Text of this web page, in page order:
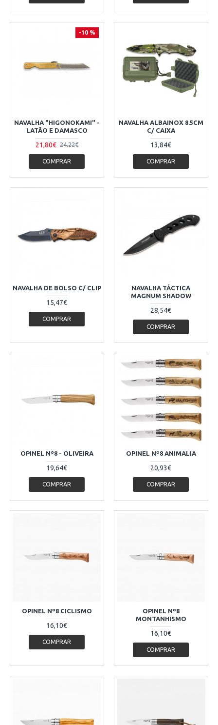
-10 %
NAVALHA "HIGONOKAMI" -
LATÃO E DAMASCO
21,80€ 24,22€
COMPRAR
NAVALHA ALBAINOX 8.5CM
C/ CAIXA
13,84€
COMPRAR
NAVALHA DE BOLSO C/ CLIP
15,47€
COMPRAR
NAVALHA TÁCTICA
MAGNUM SHADOW
28,54€
COMPRAR
OPINEL Nº8 - OLIVEIRA
19,64€
COMPRAR
OPINEL Nº8 ANIMALIA
20,93€
COMPRAR
OPINEL Nº8 CICLISMO
16,10€
COMPRAR
OPINEL Nº8
MONTANHISMO
16,10€
COMPRAR